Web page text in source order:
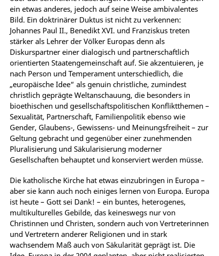
ein etwas anderes, jedoch auf seine Weise ambivalentes
Bild. Ein doktrinärer Duktus ist nicht zu verkennen:
Johannes Paul II., Benedikt XVI. und Franziskus treten
stärker als Lehrer der Völker Europas denn als
Diskurspartner einer dialogisch und partnerschaftlich
orientierten Staatengemeinschaft auf. Sie akzentuieren, je
nach Person und Temperament unterschiedlich, die
„europäische Idee“ als genuin christliche, zumindest
christlich geprägte Weltanschauung, die besonders in
bioethischen und gesellschaftspolitischen Konfliktthemen –
Sexualität, Partnerschaft, Familienpolitik ebenso wie
Gender, Glaubens-, Gewissens- und Meinungsfreiheit – zur
Geltung gebracht und gegenüber einer zunehmenden
Pluralisierung und Säkularisierung moderner
Gesellschaften behauptet und konserviert werden müsse.
Die katholische Kirche hat etwas einzubringen in Europa –
aber sie kann auch noch einiges lernen von Europa. Europa
ist heute – Gott sei Dank! – ein buntes, heterogenes,
multikulturelles Gebilde, das keineswegs nur von
Christinnen und Christen, sondern auch von Vertreterinnen
und Vertretern anderer Religionen und in stark
wachsendem Maß auch von Säkularität geprägt ist. Die